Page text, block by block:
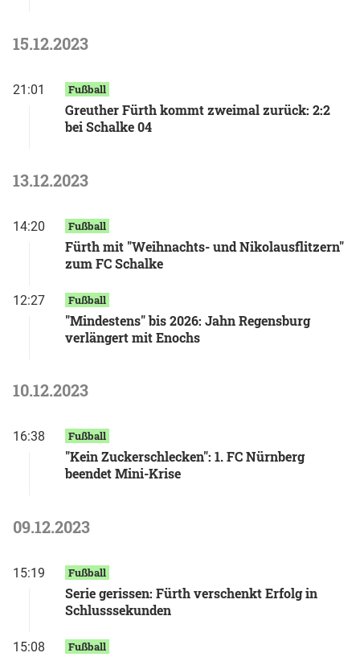
15.12.2023
21:01 Fußball
Greuther Fürth kommt zweimal zurück: 2:2
bei Schalke 04
13.12.2023
14:20 Fußball
Fürth mit "Weihnachts- und Nikolausflitzern"
zum FC Schalke
12:27 Fußball
"Mindestens" bis 2026: Jahn Regensburg
verlängert mit Enochs
10.12.2023
16:38 Fußball
"Kein Zuckerschlecken": 1. FC Nürnberg
beendet Mini-Krise
09.12.2023
15:19 Fußball
Serie gerissen: Fürth verschenkt Erfolg in
Schlusssekunden
15:08 Fußball